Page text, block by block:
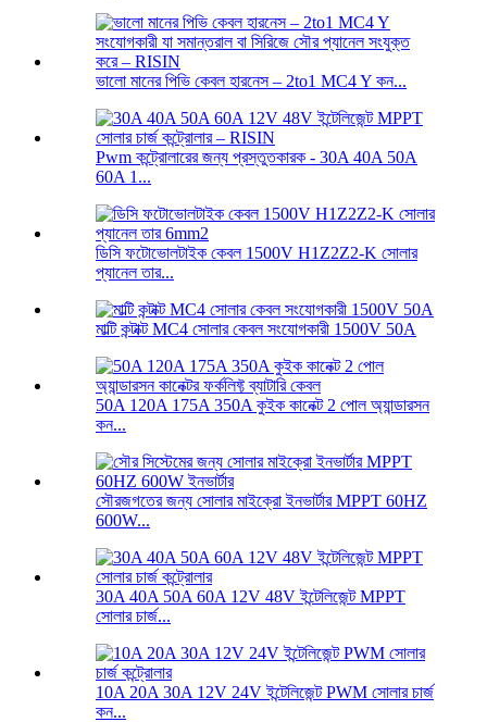
ভালো মানের পিভি কেবল হারনেস – 2to1 MC4 Y কন...
Pwm কন্ট্রোলারের জন্য প্রস্তুতকারক - 30A 40A 50A
60A 1...
ডিসি ফটোভোলটাইক কেবল 1500V H1Z2Z2-K সোলার
প্যানেল তার...
মাল্টি কন্টাক্ট MC4 সোলার কেবল সংযোগকারী 1500V 50A
50A 120A 175A 350A কুইক কানেক্ট 2 পোল অ্যান্ডারসন
কন...
সৌরজগতের জন্য সোলার মাইক্রো ইনভার্টার MPPT 60HZ
600W...
30A 40A 50A 60A 12V 48V ইন্টেলিজেন্ট MPPT
সোলার চার্জ...
10A 20A 30A 12V 24V ইন্টেলিজেন্ট PWM সোলার চার্জ
কন...